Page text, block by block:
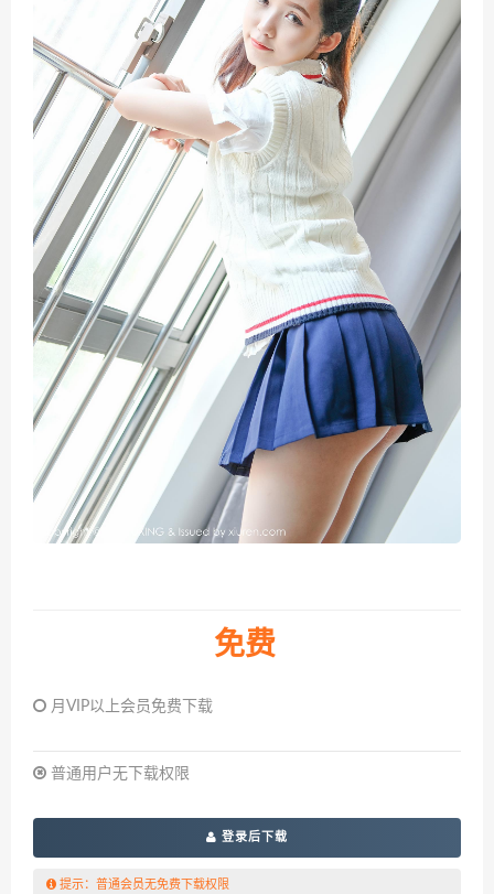
免费
月VIP以上会员免费下载
普通用户无下载权限
登录后下载
提示：普通会员无免费下载权限